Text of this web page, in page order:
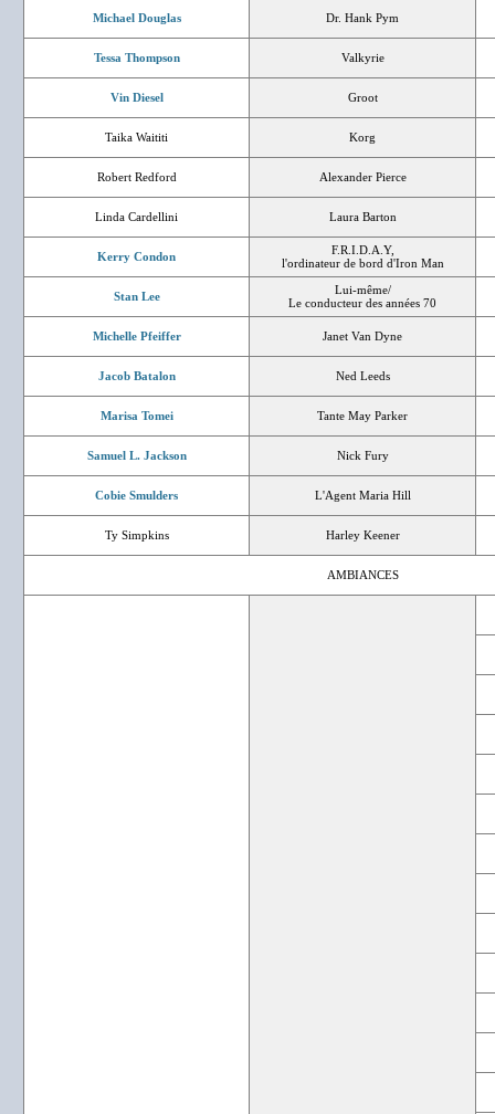
Michael Douglas Dr. Hank Pym
Tessa Thompson Valkyrie
Vin Diesel Groot
Taika Waititi Korg
Robert Redford Alexander Pierce
Linda Cardellini Laura Barton
Kerry Condon
F.R.I.D.A.Y,
l'ordinateur de bord d'Iron Man
Stan Lee
Lui-même/
Le conducteur des années 70
Michelle Pfeiffer Janet Van Dyne
Jacob Batalon Ned Leeds
Marisa Tomei Tante May Parker
Samuel L. Jackson Nick Fury
Cobie Smulders L'Agent Maria Hill
Ty Simpkins Harley Keener
AMBIANCES